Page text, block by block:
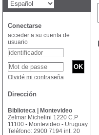
Conectarse
acceder a su cuenta de
usuario
Olvidé mi contraseña
Dirección
Biblioteca | Montevideo
Zelmar Michelini 1220 C.P
11100 - Montevideo - Uruguay
Teléfono: 2900 7194 int. 20